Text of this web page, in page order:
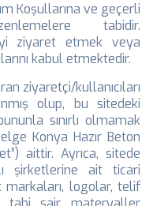
Koşullarına ve geçerli
tabidir.
ziyaret etmek veya
kabul etmektedir.
ziyaretçi/kullanıcıları
olup, bu sitedeki
sınırlı olmamak
Konya Hazır Beton
aittir. Ayrıca, sitede
şirketlerine ait ticari
logolar, telif